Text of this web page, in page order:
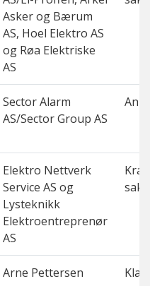
Asker og Bærum
AS, Hoel Elektro AS
og Røa Elektriske
AS
Sector Alarm
AS/Sector Group AS
Elektro Nettverk
Service AS og
Lysteknikk
Elektroentreprenør
AS
Arne Pettersen